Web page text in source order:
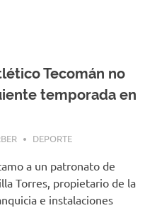
Tecomán no
temporada en
DEPORTE
a un patronato de
Torres, propietario de la
e instalaciones